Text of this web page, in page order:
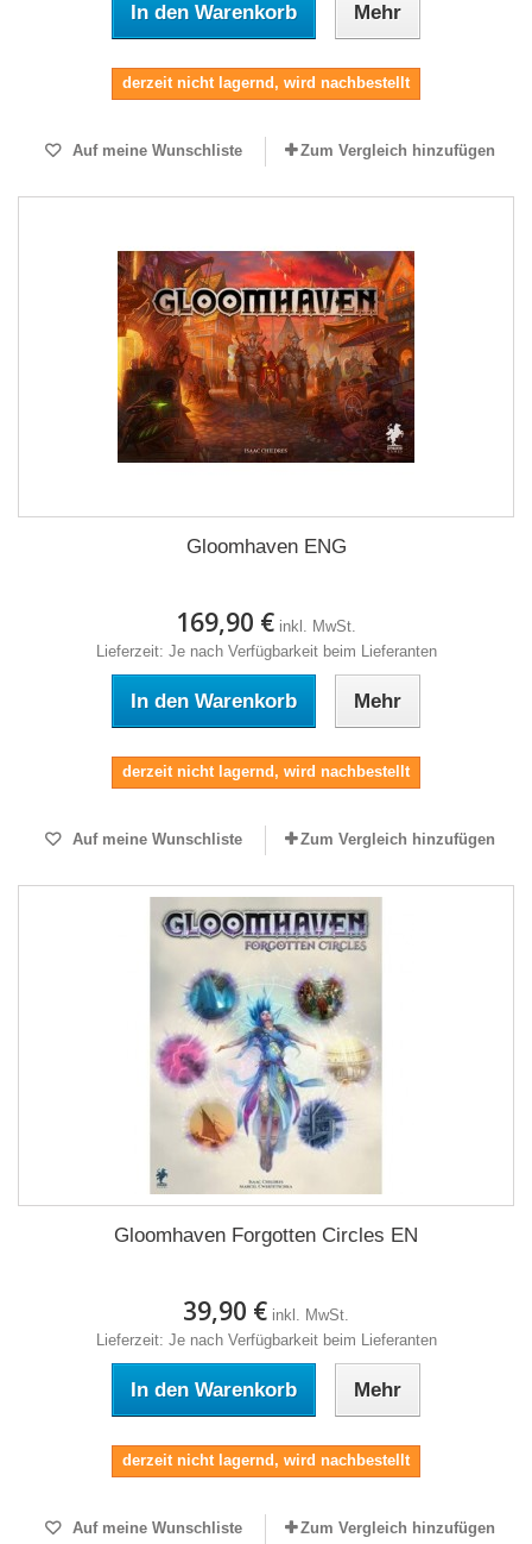
In den Warenkorb Mehr
derzeit nicht lagernd, wird nachbestellt
Auf meine Wunschliste Zum Vergleich hinzufügen
Gloomhaven ENG
169,90 € inkl. MwSt.
Lieferzeit: Je nach Verfügbarkeit beim Lieferanten
In den Warenkorb Mehr
derzeit nicht lagernd, wird nachbestellt
Auf meine Wunschliste Zum Vergleich hinzufügen
Gloomhaven Forgotten Circles EN
39,90 € inkl. MwSt.
Lieferzeit: Je nach Verfügbarkeit beim Lieferanten
In den Warenkorb Mehr
derzeit nicht lagernd, wird nachbestellt
Auf meine Wunschliste Zum Vergleich hinzufügen